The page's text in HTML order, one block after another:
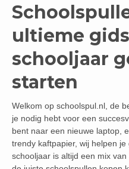
ultieme
schooljaar
starten
Welkom op schoolspul.nl, de
je nodig hebt voor een
bent naar een nieuwe laptop,
trendy kaftpapier, wij helpen
schooljaar is altijd een mix